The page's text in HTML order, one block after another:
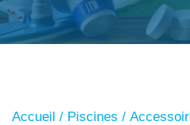
Accueil / Piscines /